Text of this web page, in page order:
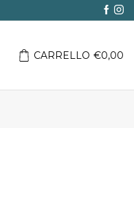
CARRELLO €0,00